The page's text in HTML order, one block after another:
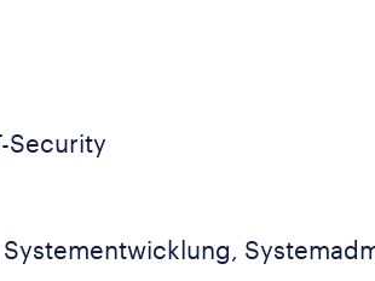
Security